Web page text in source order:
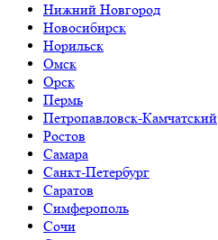
Нижний Новгород
Новосибирск
Норильск
Омск
Орск
Пермь
Петропавловск-Камчатский
Ростов
Самара
Санкт-Петербург
Саратов
Симферополь
Сочи